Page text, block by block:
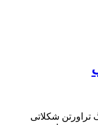
شکلاتی